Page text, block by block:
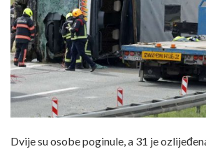
Dvije su osobe poginule, a 31 je